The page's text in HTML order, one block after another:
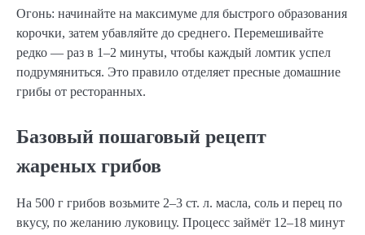
Огонь: начинайте на максимуме для быстрого образования
корочки, затем убавляйте до среднего. Перемешивайте
редко — раз в 1–2 минуты, чтобы каждый ломтик успел
подрумяниться. Это правило отделяет пресные домашние
грибы от ресторанных.
Базовый пошаговый рецепт
жареных грибов
На 500 г грибов возьмите 2–3 ст. л. масла, соль и перец по
вкусу, по желанию луковицу. Процесс займёт 12–18 минут